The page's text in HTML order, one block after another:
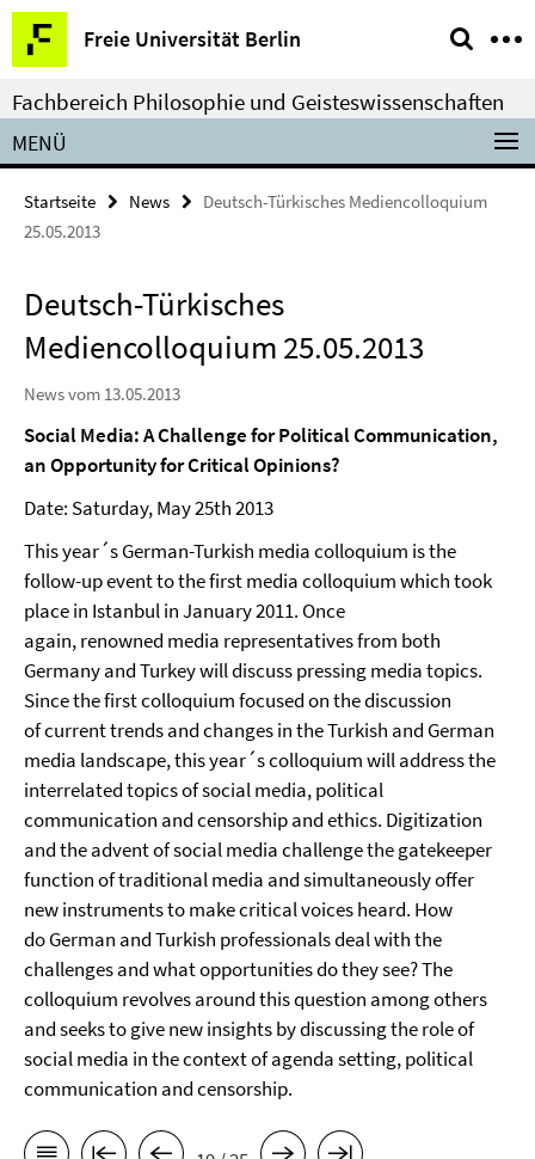
Springe
direkt
zu
Inhalt
Freie Universität Berlin
Service-
Navigation
Fachbereich Philosophie und Geisteswissenschaften
MENÜ
Startseite News
Deutsch-Türkisches Mediencolloquium
25.05.2013
Deutsch-Türkisches
Mediencolloquium 25.05.2013
News vom 13.05.2013
Social Media: A Challenge for Political Communication,
an Opportunity for Critical Opinions?
Date: Saturday, May 25th 2013
This year´s German-Turkish media colloquium is the
follow-up event to the first media colloquium which took
place in Istanbul in January 2011. Once
again, renowned media representatives from both
Germany and Turkey will discuss pressing media topics.
Since the first colloquium focused on the discussion
of current trends and changes in the Turkish and German
media landscape, this year´s colloquium will address the
interrelated topics of social media, political
communication and censorship and ethics. Digitization
and the advent of social media challenge the gatekeeper
function of traditional media and simultaneously offer
new instruments to make critical voices heard. How
do German and Turkish professionals deal with the
challenges and what opportunities do they see? The
colloquium revolves around this question among others
and seeks to give new insights by discussing the role of
social media in the context of agenda setting, political
communication and censorship.